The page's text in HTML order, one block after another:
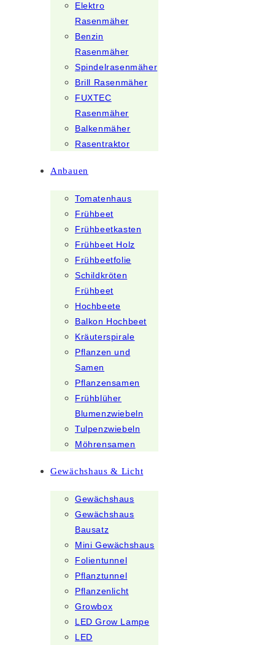
Elektro
Rasenmäher
Benzin
Rasenmäher
Spindelrasenmäher
Brill Rasenmäher
FUXTEC
Rasenmäher
Balkenmäher
Rasentraktor
Anbauen
Tomatenhaus
Frühbeet
Frühbeetkasten
Frühbeet Holz
Frühbeetfolie
Schildkröten
Frühbeet
Hochbeete
Balkon Hochbeet
Kräuterspirale
Pflanzen und
Samen
Pflanzensamen
Frühblüher
Blumenzwiebeln
Tulpenzwiebeln
Möhrensamen
Gewächshaus & Licht
Gewächshaus
Gewächshaus
Bausatz
Mini Gewächshaus
Folientunnel
Pflanztunnel
Pflanzenlicht
Growbox
LED Grow Lampe
LED